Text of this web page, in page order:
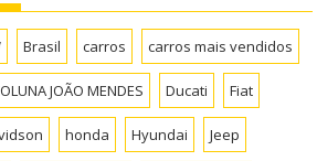
Brasil carros carros mais vendidos
JOÃO MENDES Ducati Fiat
honda Hyundai Jeep